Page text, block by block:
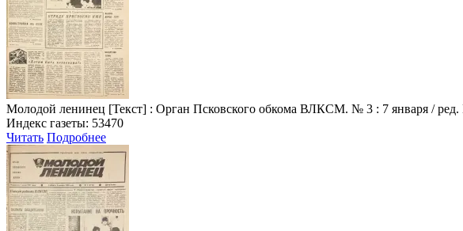
Молодой ленинец [Текст] : Орган Псковского обкома ВЛКСМ. № 3 : 7 января / ред.
Индекс газеты: 53470
Читать Подробнее